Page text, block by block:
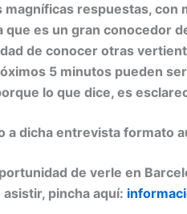
respuestas, con
que es un gran conocedor
de conocer otras
5 minutos pueden
lo que dice, es
a dicha entrevista formato
de verle en
pincha aquí: